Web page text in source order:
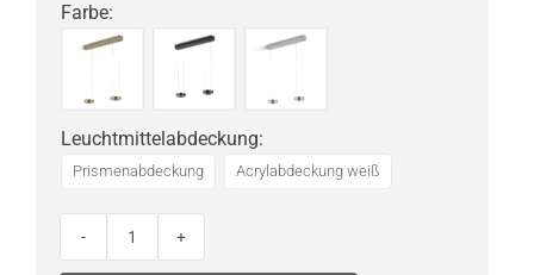
Farbe:
Leuchtmittelabdeckung:
Prismenabdeckung Acrylabdeckung weiß